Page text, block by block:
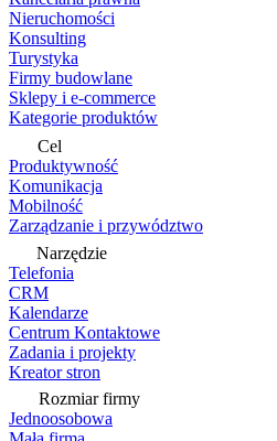
Nieruchomości
Konsulting
Turystyka
Firmy budowlane
Sklepy i e-commerce
Kategorie produktów
Cel
Produktywność
Komunikacja
Mobilność
Zarządzanie i przywództwo
Narzędzie
Telefonia
CRM
Kalendarze
Centrum Kontaktowe
Zadania i projekty
Kreator stron
Rozmiar firmy
Jednoosobowa